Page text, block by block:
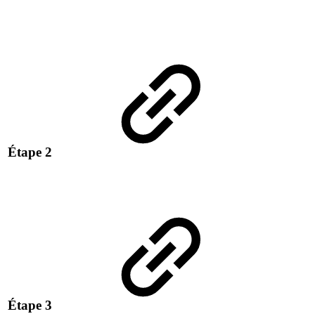
Étape 2
Étape 3